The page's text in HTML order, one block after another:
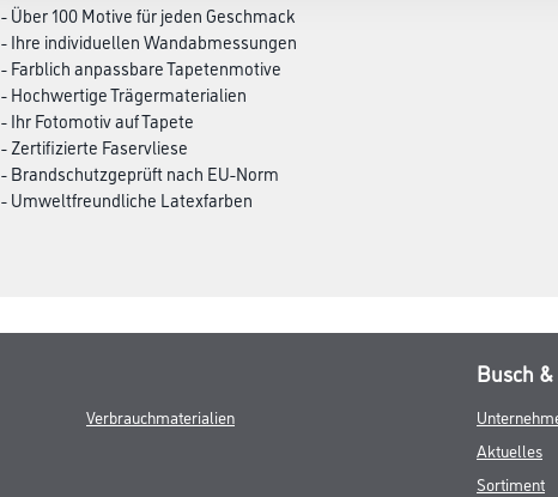
- Über 100 Motive für jeden Geschmack
- Ihre individuellen Wandabmessungen
- Farblich anpassbare Tapetenmotive
- Hochwertige Trägermaterialien
- Ihr Fotomotiv auf Tapete
- Zertifizierte Faservliese
- Brandschutzgeprüft nach EU-Norm
- Umweltfreundliche Latexfarben
Verbrauchmaterialien
Busch
Aktuelles
Sortiment